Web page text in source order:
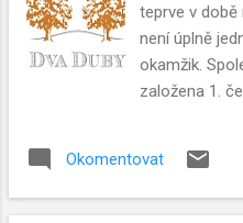
teprve v době
není úplně
okamžik.
založena 1.
k dalšímu
vlastních
Okomentovat